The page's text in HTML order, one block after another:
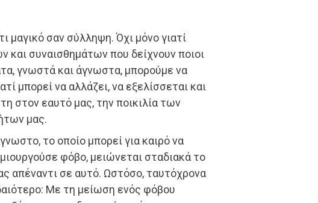
μαγικό σαν σύλληψη. Όχι μόνο γιατί
και συναισθημάτων που δείχνουν ποιοι
γνωστά και άγνωστα, μπορούμε να
μπορεί να αλλάζει, να εξελίσσεται και
στον εαυτό μας, την ποικιλία των
μας.
το οποίο μπορεί για καιρό να
φόβο, μειώνεται σταδιακά το
απέναντι σε αυτό. Ωστόσο, ταυτόχρονα
Με τη μείωση ενός φόβου